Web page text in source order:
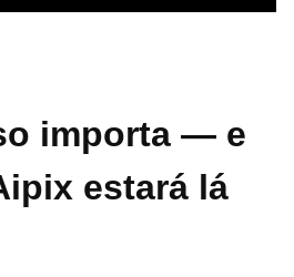
importa — e
estará lá